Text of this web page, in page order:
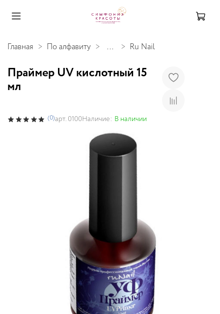
Главная По алфавиту ... Ru Nail
Праймер UV кислотный 15
мл
(0)арт.0100Наличие: В наличии